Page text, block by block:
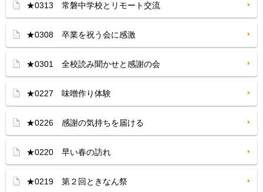
★0313 常磐中学校とリモート交流
★0308 卒業を祝う会に感激
★0301 全校読み聞かせと感謝の会
★0227 味噌作り体験
★0226 感謝の気持ちを届ける
★0220 早い春の訪れ
★0219 第２回ときなん祭